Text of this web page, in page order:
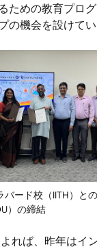
ための教育プロ
の機会を設けてい
ード校（IITH）と
）の締結
れば、昨年はイ